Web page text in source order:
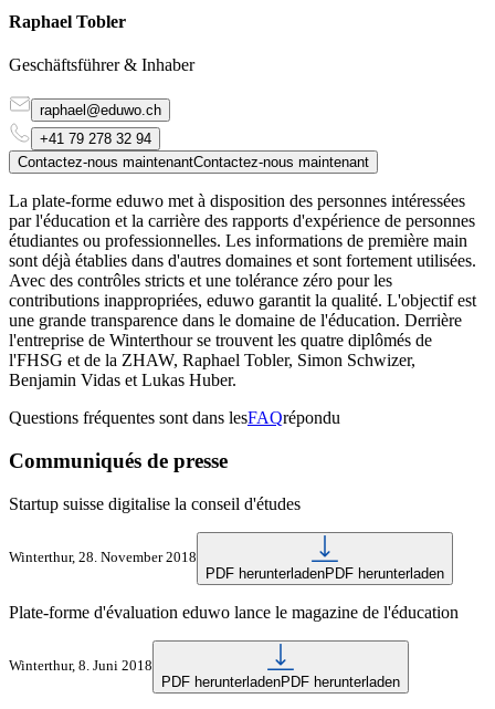
Raphael Tobler
Geschäftsführer & Inhaber
raphael@eduwo.ch
+41 79 278 32 94
Contactez-nous maintenantContactez-nous maintenant
La plate-forme eduwo met à disposition des personnes intéressées
par l'éducation et la carrière des rapports d'expérience de personnes
étudiantes ou professionnelles. Les informations de première main
sont déjà établies dans d'autres domaines et sont fortement utilisées.
Avec des contrôles stricts et une tolérance zéro pour les
contributions inappropriées, eduwo garantit la qualité. L'objectif est
une grande transparence dans le domaine de l'éducation. Derrière
l'entreprise de Winterthour se trouvent les quatre diplômés de
l'FHSG et de la ZHAW, Raphael Tobler, Simon Schwizer,
Benjamin Vidas et Lukas Huber.
Questions fréquentes sont dans lesFAQrépondu
Communiqués de presse
Startup suisse digitalise la conseil d'études
Winterthur, 28. November 2018
PDF herunterladen
PDF herunterladen
Plate-forme d'évaluation eduwo lance le magazine de l'éducation
Winterthur, 8. Juni 2018
PDF herunterladen
PDF herunterladen